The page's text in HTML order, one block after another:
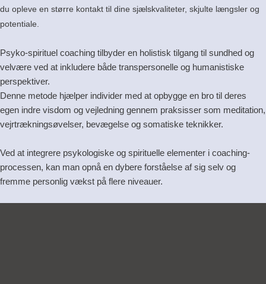
du opleve en større kontakt til dine sjælskvaliteter, skjulte længsler og
potentiale.
Psyko-spirituel coaching tilbyder en holistisk tilgang til sundhed og
velvære ved at inkludere både transpersonelle og humanistiske
perspektiver.
Denne metode hjælper individer med at opbygge en bro til deres
egen indre visdom og vejledning gennem praksisser som meditation,
vejrtrækningsøvelser, bevægelse og somatiske teknikker.
Ved at integrere psykologiske og spirituelle elementer i coaching-
processen, kan man opnå en dybere forståelse af sig selv og
fremme personlig vækst på flere niveauer.